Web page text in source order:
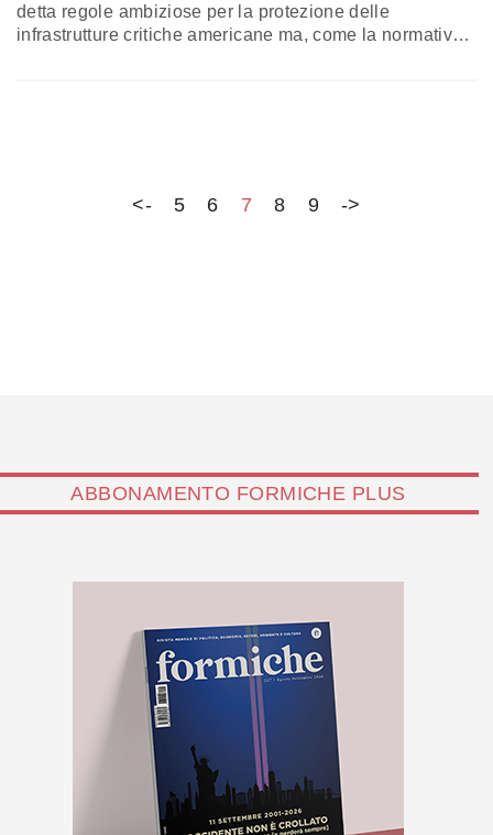
detta regole ambiziose per la protezione delle
infrastrutture critiche americane ma, come la normativa
<- 5 6 7 8 9 ->
ABBONAMENTO FORMICHE PLUS